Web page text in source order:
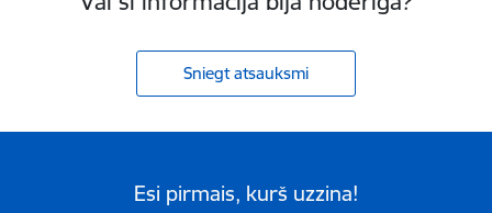
Sniegt atsauksmi
Esi pirmais, kurš uzzina!